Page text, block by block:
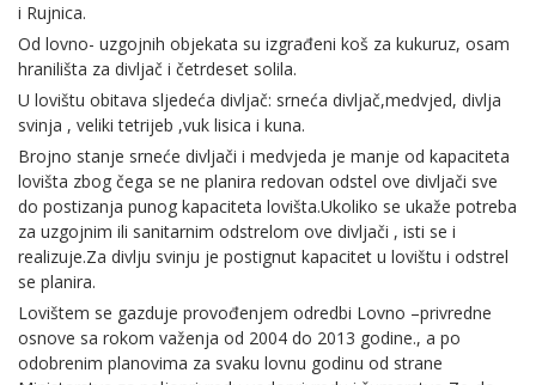
i Rujnica.
Od lovno- uzgojnih objekata su izgrađeni koš za kukuruz, osam
hranilišta za divljač i četrdeset solila.
U lovištu obitava sljedeća divljač: srneća divljač,medvjed, divlja
svinja , veliki tetrijeb ,vuk lisica i kuna.
Brojno stanje srneće divljači i medvjeda je manje od kapaciteta
lovišta zbog čega se ne planira redovan odstel ove divljači sve
do postizanja punog kapaciteta lovišta.Ukoliko se ukaže potreba
za uzgojnim ili sanitarnim odstrelom ove divljači , isti se i
realizuje.Za divlju svinju je postignut kapacitet u lovištu i odstrel
se planira.
Lovištem se gazduje provođenjem odredbi Lovno –privredne
osnove sa rokom važenja od 2004 do 2013 godine., a po
odobrenim planovima za svaku lovnu godinu od strane